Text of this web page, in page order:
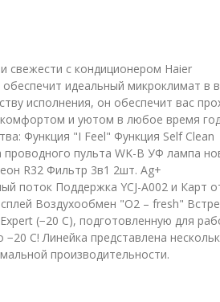
свежести с кондиционером Haier
идеальный микроклимат в
исполнения, он обеспечит вас
и уютом в любое время
Функция "I Feel" Функция Self Clean
пульта WK-B УФ лампа
R32 Фильтр 3в1 2шт. Ag+
поток Поддержка YCJ-A002 и Карт
Воздухообмен "О2 – fresh"
(−20 C), подготовленную для
C! Линейка представлена
производительности.